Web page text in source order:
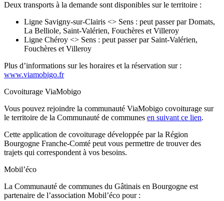
Deux transports à la demande sont disponibles sur le territoire :
Ligne Savigny-sur-Clairis <> Sens : peut passer par Domats,
La Belliole, Saint-Valérien, Fouchères et Villeroy
Ligne Chéroy <> Sens : peut passer par Saint-Valérien,
Fouchères et Villeroy
Plus d’informations sur les horaires et la réservation sur :
www.viamobigo.fr
Covoiturage ViaMobigo
Vous pouvez rejoindre la communauté ViaMobigo covoiturage sur
le territoire de la Communauté de communes en suivant ce lien.
Cette application de covoiturage développée par la Région
Bourgogne Franche-Comté peut vous permettre de trouver des
trajets qui correspondent à vos besoins.
Mobil’éco
La Communauté de communes du Gâtinais en Bourgogne est
partenaire de l’association Mobil’éco pour :